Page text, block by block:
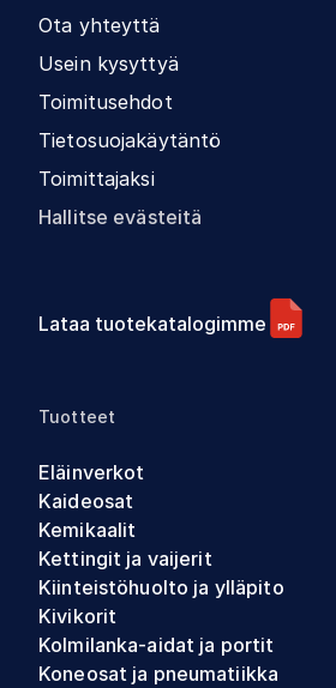
Ota yhteyttä
Usein kysyttyä
Toimitusehdot
Tietosuojakäytäntö
Toimittajaksi
Hallitse evästeitä
Lataa tuotekatalogimme
Tuotteet
Eläinverkot
Kaideosat
Kemikaalit
Kettingit ja vaijerit
Kiinteistöhuolto ja ylläpito
Kivikorit
Kolmilanka-aidat ja portit
Koneosat ja pneumatiikka